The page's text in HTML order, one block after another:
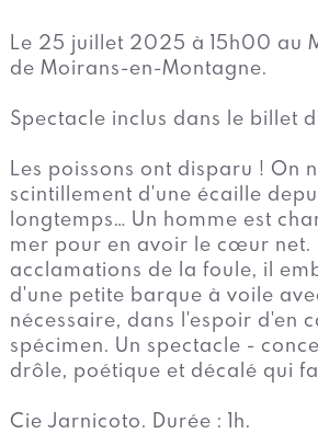
Le 25 juillet 2025 à 15h00 au
de Moirans-en-Montagne.
Spectacle inclus dans le billet
Les poissons ont disparu ! On
scintillement d'une écaille
longtemps… Un homme est
mer pour en avoir le cœur net.
acclamations de la foule, il
d'une petite barque à voile
nécessaire, dans l'espoir d'en
spécimen. Un spectacle -
drôle, poétique et décalé qui
Cie Jarnicoto. Durée : 1h.